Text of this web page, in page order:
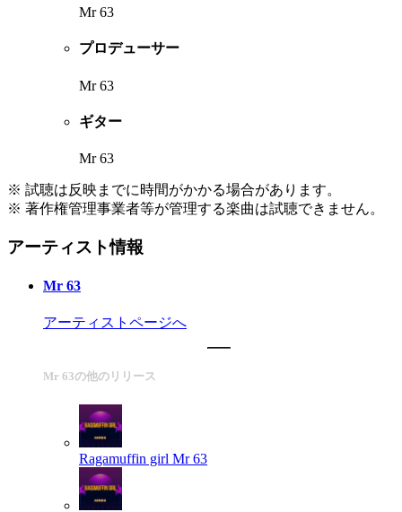
Mr 63
プロデューサー
Mr 63
ギター
Mr 63
※ 試聴は反映までに時間がかかる場合があります。
※ 著作権管理事業者等が管理する楽曲は試聴できません。
アーティスト情報
Mr 63
アーティストページへ
Mr 63の他のリリース
Ragamuffin girl Mr 63